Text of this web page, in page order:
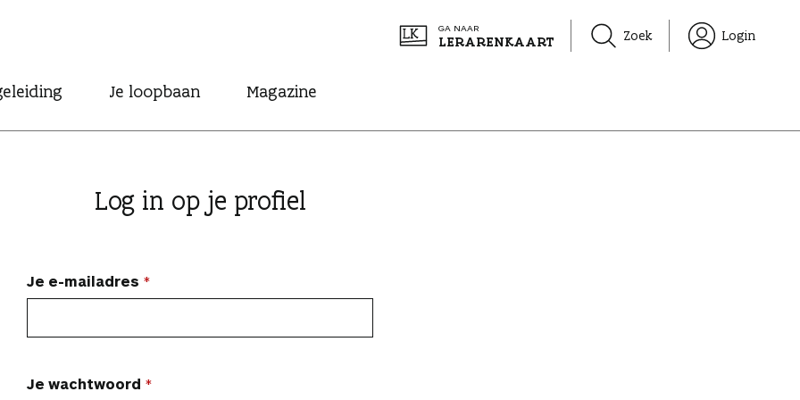
GA NAAR
LERARENKAART Zoek Login
Je loopbaan Magazine
Log in op je profiel
Je e-mailadres
Je wachtwoord